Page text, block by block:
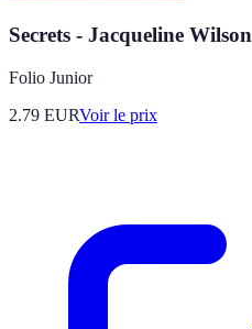
Secrets - Jacqueline Wilson
Folio Junior
2.79 EURVoir le prix